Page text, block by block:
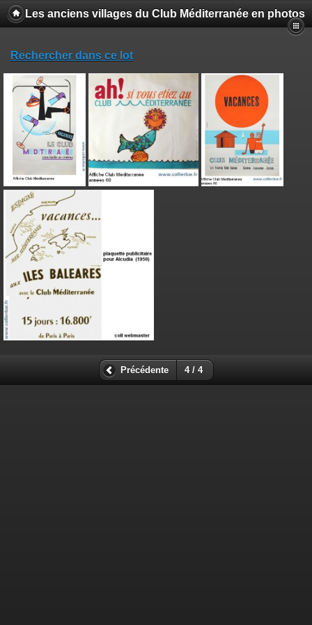
Les anciens villages du Club Méditerranée en photos
Rechercher dans ce lot
Précédente 4 / 4